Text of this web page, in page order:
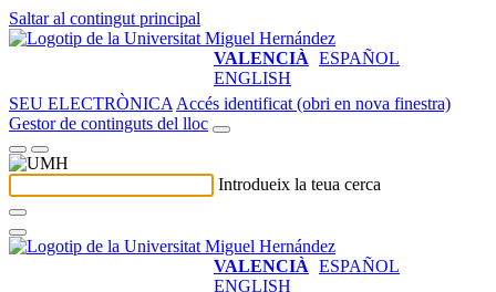
Saltar al contingut principal
VALENCIÀ ESPAÑOL
ENGLISH
SEU ELECTRÒNICA Accés identificat (obri en nova finestra)
Gestor de continguts del lloc
Introdueix la teua cerca
VALENCIÀ ESPAÑOL
ENGLISH